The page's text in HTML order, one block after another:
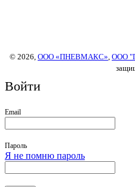
© 2026, ООО «ПНЕВМАКС», ООО
Войти
Email
Пароль
Я не помню пароль